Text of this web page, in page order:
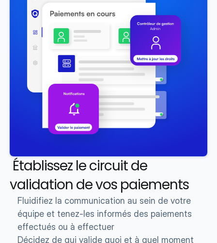
validation de vos paiements
Fluidifiez la communication au sein de votre
équipe et tenez-les informés des paiements
effectués ou à effectuer
Décidez de qui valide quoi et à quel moment